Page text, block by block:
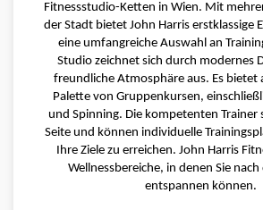
Fitnessstudio-Ketten in Wien. Mit
der Stadt bietet John Harris erstklassige
eine umfangreiche Auswahl an
Studio zeichnet sich durch modernes
freundliche Atmosphäre aus. Es bietet
Palette von Gruppenkursen,
und Spinning. Die kompetenten Trainer
Seite und können individuelle
Ihre Ziele zu erreichen. John Harris
Wellnessbereiche, in denen Sie nach
entspannen können.